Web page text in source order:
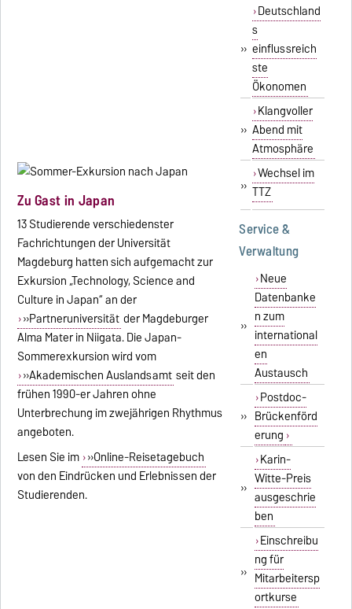
Zu Gast in Japan
13 Studierende verschiedenster
Fachrichtungen der Universität
Magdeburg hatten sich aufgemacht zur
Exkursion „Technology, Science and
Culture in Japan“ an der
»Partneruniversität der Magdeburger
Alma Mater in Niigata. Die Japan-
Sommerexkursion wird vom
»Akademischen Auslandsamt seit den
frühen 1990-er Jahren ohne
Unterbrechung im zweijährigen Rhythmus
angeboten.
Lesen Sie im »Online-Reisetagebuch
von den Eindrücken und Erlebnissen der
Studierenden.
»
Deutschland
s
einflussreich
ste
Ökonomen
»
Klangvoller
Abend mit
Atmosphäre
»
Wechsel im
TTZ
Service &
Verwaltung
»
Neue
Datenbanke
n zum
international
en
Austausch
»
Postdoc-
Brückenförd
erung
»
Karin-
Witte-Preis
ausgeschrie
ben
»
Einschreibu
ng für
Mitarbeitersp
ortkurse